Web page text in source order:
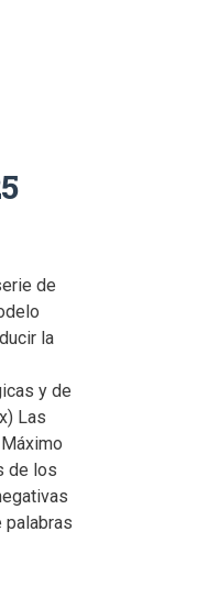
de
la
y de
Las
de los
palabras